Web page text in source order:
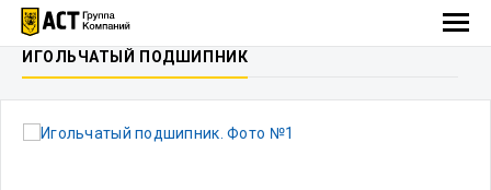
ИГОЛЬЧАТЫЙ ПОДШИПНИК